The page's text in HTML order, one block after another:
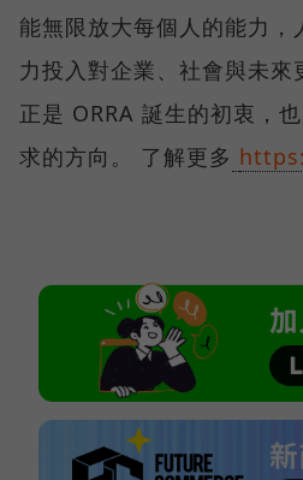
能無限放大每個人的能力，
力投入對企業、社會與未來
正是 ORRA 誕生的初衷，
求的方向。 了解更多